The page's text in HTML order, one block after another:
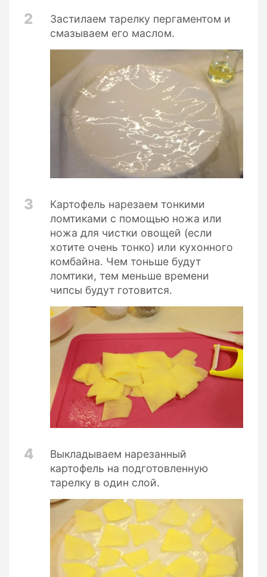
2
Застилаем тарелку пергаментом и
смазываем его маслом.
3
Картофель нарезаем тонкими
ломтиками с помощью ножа или
ножа для чистки овощей (если
хотите очень тонко) или кухонного
комбайна. Чем тоньше будут
ломтики, тем меньше времени
чипсы будут готовится.
4
Выкладываем нарезанный
картофель на подготовленную
тарелку в один слой.